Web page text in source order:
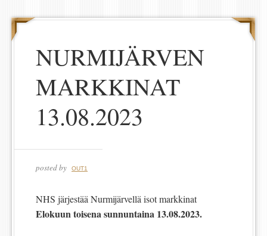
NURMIJÄRVEN
MARKKINAT
13.08.2023
posted by OUT1
NHS järjestää Nurmijärvellä isot markkinat
Elokuun toisena sunnuntaina 13.08.2023.